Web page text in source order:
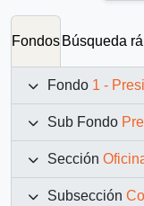
Fondos Búsqueda
Fondo 1 -
Sub Fondo
Sección
Subsección